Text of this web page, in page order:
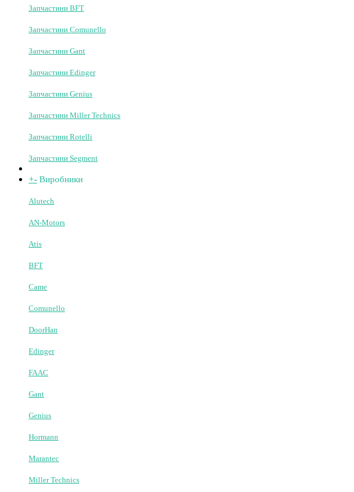
Фурнітура для воріт
+- Запчастини
Запчастини Came
Запчастини Doorhan
Запчастини Alutech
Запчастини AN-Motors